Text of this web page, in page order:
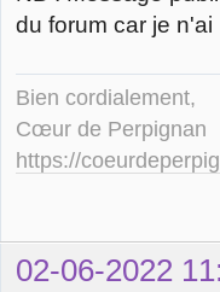
du forum car je
Bien cordialement,
Cœur de Perpignan
https://
02-06-2022